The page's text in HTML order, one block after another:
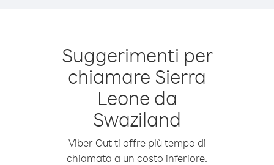
Suggerimenti per
chiamare Sierra
Leone da
Swaziland
Viber Out ti offre più tempo di
chiamata a un costo inferiore.